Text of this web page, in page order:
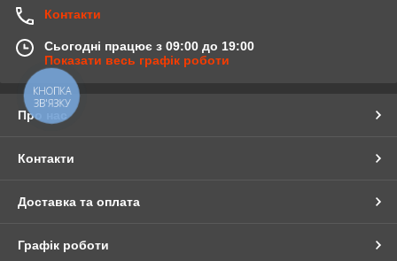
Контакти
Сьогодні працює з 09:00 до 19:00
Показати весь графік роботи
Про нас
Контакти
Доставка та оплата
Графік роботи
КНОПКА
ЗВ'ЯЗКУ